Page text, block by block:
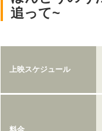
追って~
上映スケジュール